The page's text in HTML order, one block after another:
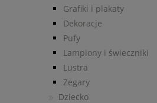
Grafiki i plakaty
Dekoracje
Pufy
Lampiony i świeczniki
Lustra
Zegary
Dziecko